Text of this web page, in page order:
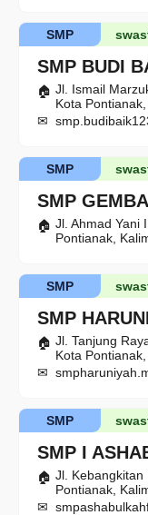
SMP BUDI
SMP
Jl. Ismail
Kota
SMP
SMP
Jl. Ahmad Yani
Pontianak,
SMP
SMP
Jl. Tanjung
Kota
SMP I
SMP
Jl. Kebangkitan
Pontianak,